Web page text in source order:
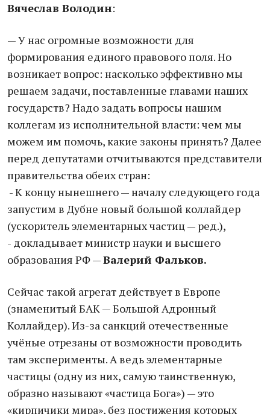
Вячеслав Володин:
— У нас огромные возможности для
формирования единого правового поля. Но
возникает вопрос: насколько эффективно мы
решаем задачи, поставленные главами наших
государств? Надо задать вопросы нашим
коллегам из исполнительной власти: чем мы
можем им помочь, какие законы принять? Далее
перед депутатами отчитываются представители
правительства обеих стран:
- К концу нынешнего — началу следующего года
запустим в Дубне новый большой коллайдер
(ускоритель элементарных частиц — ред.),
- докладывает министр науки и высшего
образования РФ —Валерий Фальков.
Сейчас такой агрегат действует в Европе
(знаменитый БАК — Большой Адронный
Коллайдер). Из-за санкций отечественные
учёные отрезаны от возможности проводить
там эксперименты. А ведь элементарные
частицы (одну из них, самую таинственную,
образно называют «частица Бога») — это
«кирпичики мира», без постижения которых